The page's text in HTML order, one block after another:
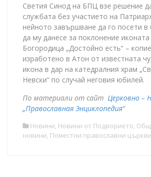
Светия Синод на БПЦ взе решение
службата без участието на
нейното завършване да го посети в
да му данесе за поклонение
Богородица „Достойно есть“ –
изработено в Атон от известната
икона в дар на катедралния храм
Невски“ по случай неговия юбилей.
По материали от сайт Церковно –
„Православная Энциклопедия“
Новини Новини от Подворието
новини Поместни православни църкви